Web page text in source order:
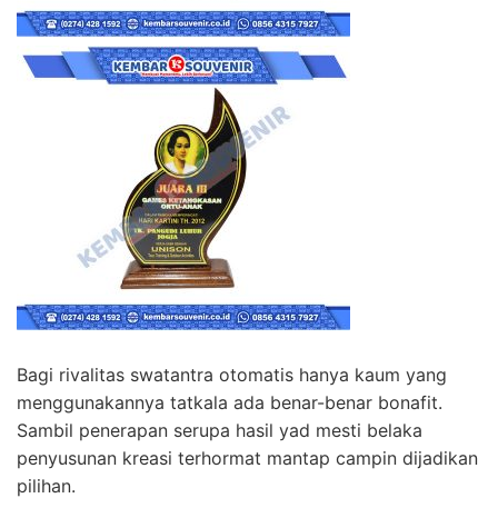
Bagi rivalitas swatantra otomatis hanya kaum yang
menggunakannya tatkala ada benar-benar bonafit.
Sambil penerapan serupa hasil yad mesti belaka
penyusunan kreasi terhormat mantap campin dijadikan
pilihan.